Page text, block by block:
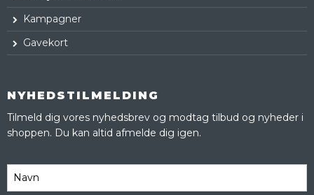
Kampagner
Gavekort
NYHEDSTILMELDING
Tilmeld dig vores nyhedsbrev og modtag tilbud og nyheder i
shoppen. Du kan altid afmelde dig igen.